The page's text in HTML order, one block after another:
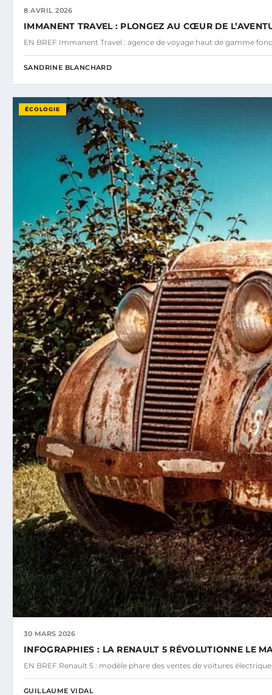
8 AVRIL 2026
IMMANENT TRAVEL : PLONGEZ AU CŒUR DE
EN BREF Immanent Travel : agence de voyage haut de gamme
SANDRINE BLANCHARD
ÉCOLOGIE
30 MARS 2026
INFOGRAPHIES : LA RENAULT 5 RÉVOLUTIONNE LE
EN BREF Renault 5 : modèle phare des ventes de voitures
GUILLAUME VIDAL